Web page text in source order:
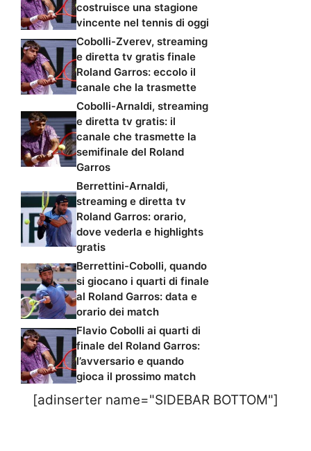
costruisce una stagione
vincente nel tennis di oggi
Cobolli-Zverev, streaming
e diretta tv gratis finale
Roland Garros: eccolo il
canale che la trasmette
Cobolli-Arnaldi, streaming
e diretta tv gratis: il
canale che trasmette la
semifinale del Roland
Garros
Berrettini-Arnaldi,
streaming e diretta tv
Roland Garros: orario,
dove vederla e highlights
gratis
Berrettini-Cobolli, quando
si giocano i quarti di finale
al Roland Garros: data e
orario dei match
Flavio Cobolli ai quarti di
finale del Roland Garros:
l’avversario e quando
gioca il prossimo match
[adinserter name="SIDEBAR BOTTOM"]